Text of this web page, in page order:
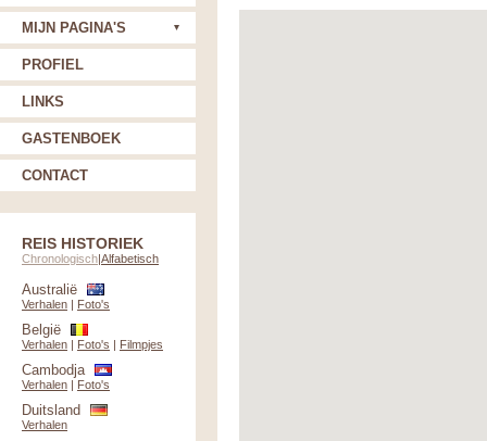
MIJN PAGINA'S
PROFIEL
LINKS
GASTENBOEK
CONTACT
REIS HISTORIEK
Chronologisch|Alfabetisch
Australië
Verhalen | Foto's
België
Verhalen | Foto's | Filmpjes
Cambodja
Verhalen | Foto's
Duitsland
Verhalen